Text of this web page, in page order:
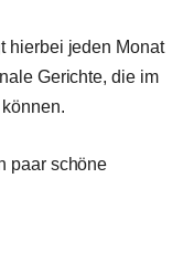
hierbei jeden Monat
Gerichte, die im
paar schöne